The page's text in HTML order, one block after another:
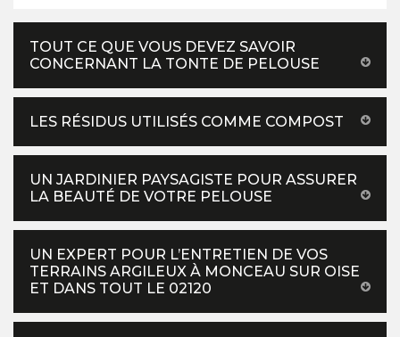
TOUT CE QUE VOUS DEVEZ SAVOIR
CONCERNANT LA TONTE DE PELOUSE
LES RÉSIDUS UTILISÉS COMME COMPOST
UN JARDINIER PAYSAGISTE POUR ASSURER
LA BEAUTÉ DE VOTRE PELOUSE
UN EXPERT POUR L’ENTRETIEN DE VOS
TERRAINS ARGILEUX À MONCEAU SUR OISE
ET DANS TOUT LE 02120